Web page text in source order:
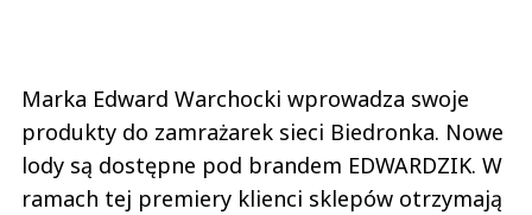
Marka Edward Warchocki wprowadza swoje
produkty do zamrażarek sieci Biedronka. Nowe
lody są dostępne pod brandem EDWARDZIK. W
ramach tej premiery klienci sklepów otrzymają